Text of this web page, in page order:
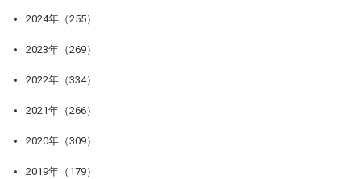
2024年（255）
2023年（269）
2022年（334）
2021年（266）
2020年（309）
2019年（179）